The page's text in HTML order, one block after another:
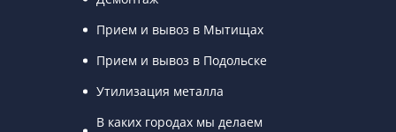
Прием и вывоз в Мытищах
Прием и вывоз в Подольске
Утилизация металла
В каких городах мы делаем